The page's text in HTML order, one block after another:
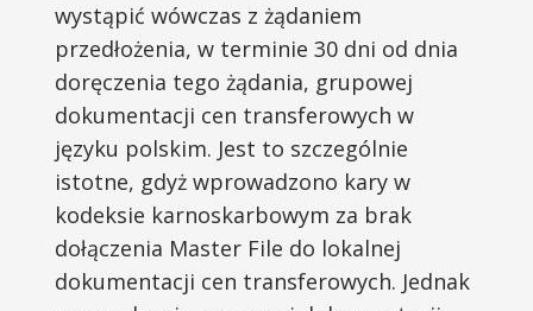
wystąpić wówczas z żądaniem
przedłożenia, w terminie 30 dni od dnia
doręczenia tego żądania, grupowej
dokumentacji cen transferowych w
języku polskim. Jest to szczególnie
istotne, gdyż wprowadzono kary w
kodeksie karnoskarbowym za brak
dołączenia Master File do lokalnej
dokumentacji cen transferowych. Jednak